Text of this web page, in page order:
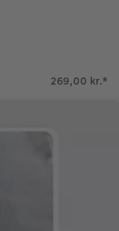
269,00 kr.*